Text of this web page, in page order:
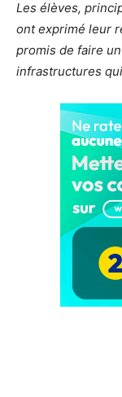
Les élèves,
ont exprimé leur
promis de faire
infrastructures